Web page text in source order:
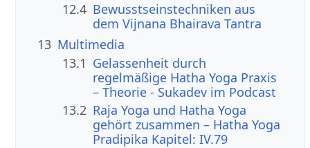
12.4 Bewusstseinstechniken aus
dem Vijnana Bhairava Tantra
13 Multimedia
13.1 Gelassenheit durch
regelmäßige Hatha Yoga Praxis
– Theorie - Sukadev im Podcast
13.2 Raja Yoga und Hatha Yoga
gehört zusammen – Hatha Yoga
Pradipika Kapitel: IV.79